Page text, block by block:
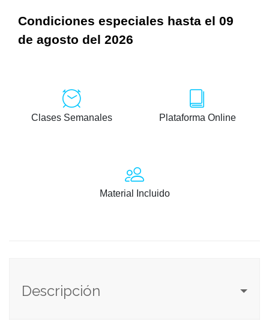
Condiciones especiales hasta el 09
de agosto del 2026
Clases Semanales Plataforma Online
Material Incluido
Descripción